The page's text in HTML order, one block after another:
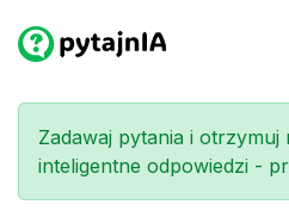
Zadawaj pytania i otrzymuj
inteligentne odpowiedzi -